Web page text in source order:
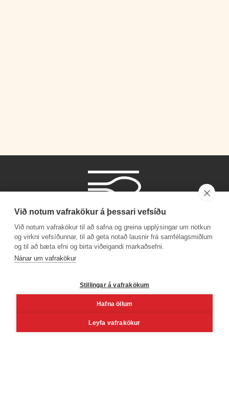
Við notum vafrakökur á þessari vefsíðu
Við notum vafrakökur til að safna og greina upplýsingar um notkun
og virkni vefsíðunnar, til að geta notað lausnir frá samfélagsmiðlum
og til að bæta efni og birta viðeigandi markaðsefni.
Nánar um vafrakökur
Stillingar á vafrakökum
Hafna öllum
Leyfa vafrakökur
Símanúmer